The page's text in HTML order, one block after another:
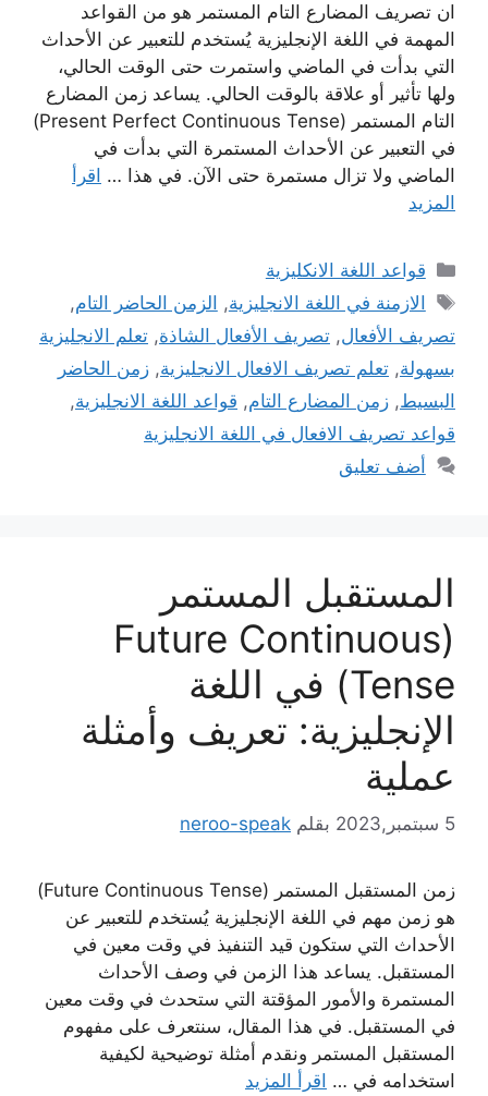
ان تصريف المضارع التام المستمر هو من القواعد
المهمة في اللغة الإنجليزية يُستخدم للتعبير عن الأحداث
التي بدأت في الماضي واستمرت حتى الوقت الحالي،
ولها تأثير أو علاقة بالوقت الحالي. يساعد زمن المضارع
التام المستمر (Present Perfect Continuous Tense)
في التعبير عن الأحداث المستمرة التي بدأت في
الماضي ولا تزال مستمرة حتى الآن. في هذا … اقرأ
المزيد
التصنيفات
قواعد اللغة الانكليزية
الوسوم
الازمنة في اللغة الانجليزية, الزمن الحاضر التام,
تصريف الأفعال, تصريف الأفعال الشاذة, تعلم الانجليزية
بسهولة, تعلم تصريف الافعال الانجليزية, زمن الحاضر
البسيط, زمن المضارع التام, قواعد اللغة الانجليزية,
قواعد تصريف الافعال في اللغة الانجليزية
أضف تعليق
المستقبل المستمر
(Future Continuous
Tense) في اللغة
الإنجليزية: تعريف وأمثلة
عملية
5 سبتمبر,2023 بقلم neroo-speak
زمن المستقبل المستمر (Future Continuous Tense)
هو زمن مهم في اللغة الإنجليزية يُستخدم للتعبير عن
الأحداث التي ستكون قيد التنفيذ في وقت معين في
المستقبل. يساعد هذا الزمن في وصف الأحداث
المستمرة والأمور المؤقتة التي ستحدث في وقت معين
في المستقبل. في هذا المقال، سنتعرف على مفهوم
المستقبل المستمر ونقدم أمثلة توضيحية لكيفية
استخدامه في … اقرأ المزيد